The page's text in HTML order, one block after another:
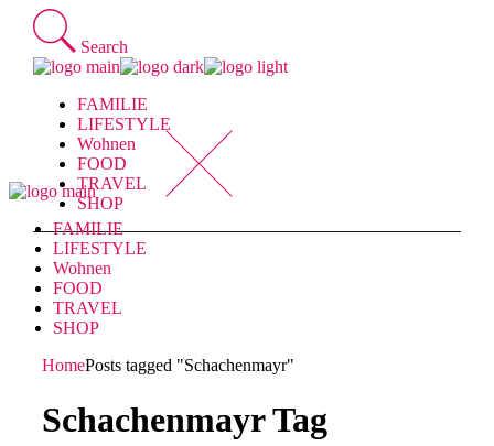
Skip
content
Search
FAMILIE
LIFESTYLE
Wohnen
FOOD
TRAVEL
SHOP
FAMILIE
LIFESTYLE
Wohnen
FOOD
TRAVEL
SHOP
HomePosts tagged "Schachenmayr"
Schachenmayr Tag